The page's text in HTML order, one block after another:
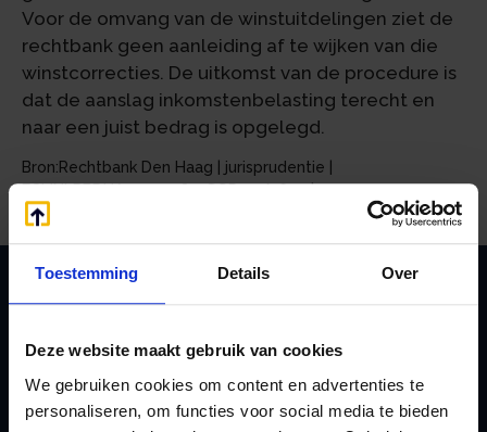
Toestemming Details Over
Deze website maakt gebruik van cookies
We gebruiken cookies om content en advertenties te
personaliseren, om functies voor social media te bieden
Voor de omvang van de winstuitdelingen ziet de
rechtbank geen aanleiding af te wijken van die
winstcorrecties. De uitkomst van de procedure is
dat de aanslag inkomstenbelasting terecht en
naar een juist bedrag is opgelegd.
Bron:Rechtbank Den Haag | jurisprudentie |
ECLINLRBDHA20247985, SGR 22/3647 | 22-05-2024